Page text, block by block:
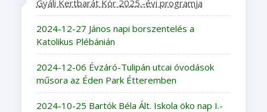
Gyáli Kertbarát Kör 2025.-évi programja
2024-12-27 János napi borszentelés a
Katolikus Plébánián
2024-12-06 Évzáró-Tulipán utcai óvodások
műsora az Éden Park Étteremben
2024-10-25 Bartók Béla Ált. Iskola öko nap I.-